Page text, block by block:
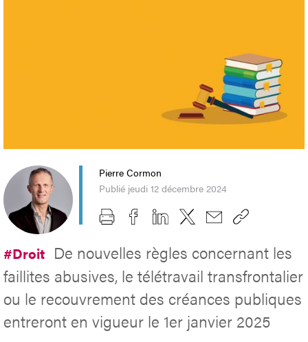
Pierre Cormon
Publié jeudi 12 décembre 2024
#Droit De nouvelles règles concernant les
faillites abusives, le télétravail transfrontalier
ou le recouvrement des créances publiques
entreront en vigueur le 1er janvier 2025